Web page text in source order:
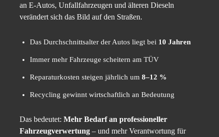
an E-Autos, Unfallfahrzeugen und älteren Dieseln
verändert sich das Bild auf den Straßen.
Das Durchschnittsalter der Autos liegt bei 10 Jahren
Immer mehr Fahrzeuge scheitern am TÜV
Reparaturkosten steigen jährlich um 8–12 %
Recycling gewinnt wirtschaftlich an Bedeutung
Das bedeutet: Mehr Bedarf an professioneller
Fahrzeugverwertung – und mehr Verantwortung für